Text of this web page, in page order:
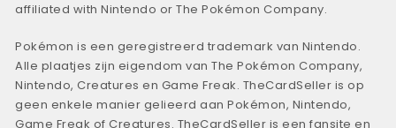
affiliated with Nintendo or The Pokémon Company.
Pokémon is een geregistreerd trademark van Nintendo.
Alle plaatjes zijn eigendom van The Pokémon Company,
Nintendo, Creatures en Game Freak. TheCardSeller is op
geen enkele manier gelieerd aan Pokémon, Nintendo,
Game Freak of Creatures. TheCardSeller is een fansite en